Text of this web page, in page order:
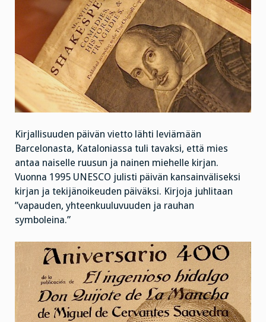
Kirjallisuuden päivän vietto lähti leviämään
Barcelonasta, Kataloniassa tuli tavaksi, että mies
antaa naiselle ruusun ja nainen miehelle kirjan.
Vuonna 1995 UNESCO julisti päivän kansainväliseksi
kirjan ja tekijänoikeuden päiväksi. Kirjoja juhlitaan
”vapauden, yhteenkuuluvuuden ja rauhan
symboleina.”